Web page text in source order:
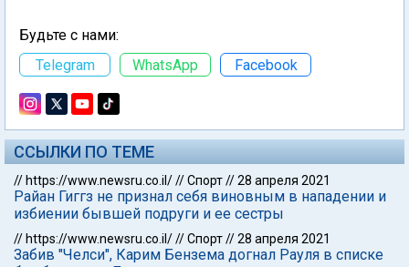
Будьте с нами:
Telegram
WhatsApp Facebook
ССЫЛКИ ПО ТЕМЕ
// https://www.newsru.co.il///Спорт//28 апреля 2021
Райан Гиггз не признал себя виновным в нападении и
избиении бывшей подруги и ее сестры
// https://www.newsru.co.il///Спорт//28 апреля 2021
Забив "Челси", Карим Бензема догнал Рауля в списке